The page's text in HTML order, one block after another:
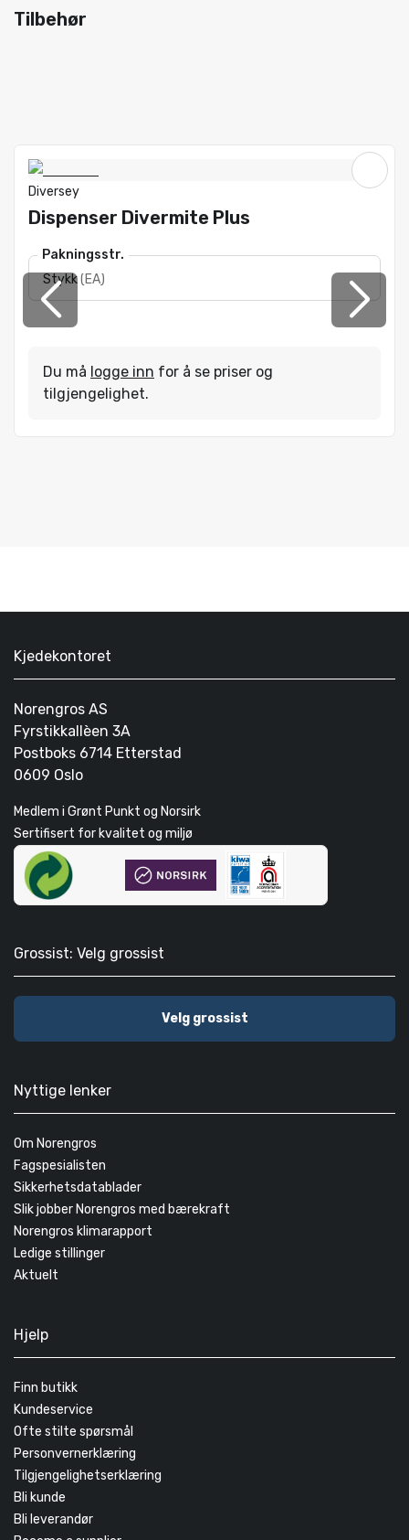
Tilbehør
Diversey
Dispenser Divermite Plus
Pakningsstr.
Stykk(EA)
Du må logge inn for å se priser og
tilgjengelighet.
Kjedekontoret
Norengros AS
Fyrstikkallèen 3A
Postboks 6714 Etterstad
0609 Oslo
Medlem i Grønt Punkt og Norsirk
Sertifisert for kvalitet og miljø
Grossist: Velg grossist
Velg grossist
Nyttige lenker
Om Norengros
Fagspesialisten
Sikkerhetsdatablader
Slik jobber Norengros med bærekraft
Norengros klimarapport
Ledige stillinger
Aktuelt
Hjelp
Finn butikk
Kundeservice
Ofte stilte spørsmål
Personvernerklæring
Tilgjengelighetserklæring
Bli kunde
Bli leverandør